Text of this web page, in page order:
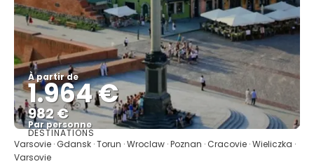
À partir de
1.964 €
982 €
Par personne
Afficher
DESTINATIONS
Varsovie · Gdansk · Torun · Wroclaw · Poznan · Cracovie · Wieliczka ·
Varsovie